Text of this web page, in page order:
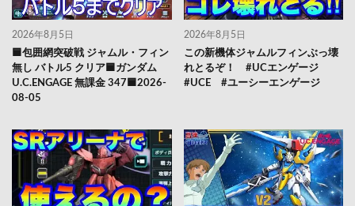
2026年8月5日
🟦包囲網突破戦 ジャムル・フィン
無し バトル5 クリア🟦ガンダム
U.C.ENGAGE 無課金 347🟦2026-
08-05
2026年8月5日
この新機体ジャムルフィンぶっ壊
れとるぞ！ #UCエンゲージ
#UCE #ユーシーエンゲージ